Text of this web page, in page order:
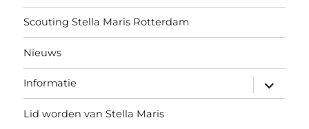
Scouting Stella Maris Rotterdam
Nieuws
Informatie
Lid worden van Stella Maris